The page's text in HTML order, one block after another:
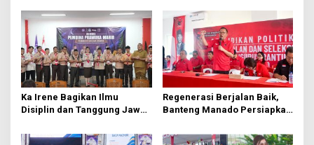
Ka Irene Bagikan Ilmu
Disiplin dan Tanggung Jawab
Manado
Regenerasi Berjalan Baik,
Banteng Manado Persiapkan
Rumput